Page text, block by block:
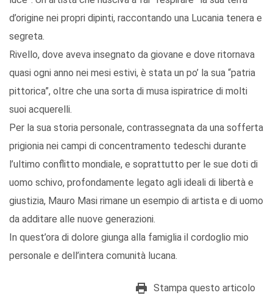
d’origine nei propri dipinti, raccontando una Lucania tenera e
segreta.
Rivello, dove aveva insegnato da giovane e dove ritornava
quasi ogni anno nei mesi estivi, è stata un po’ la sua “patria
pittorica”, oltre che una sorta di musa ispiratrice di molti
suoi acquerelli.
Per la sua storia personale, contrassegnata da una sofferta
prigionia nei campi di concentramento tedeschi durante
l’ultimo conflitto mondiale, e soprattutto per le sue doti di
uomo schivo, profondamente legato agli ideali di libertà e
giustizia, Mauro Masi rimane un esempio di artista e di uomo
da additare alle nuove generazioni.
In quest’ora di dolore giunga alla famiglia il cordoglio mio
personale e dell’intera comunità lucana.
Stampa questo articolo